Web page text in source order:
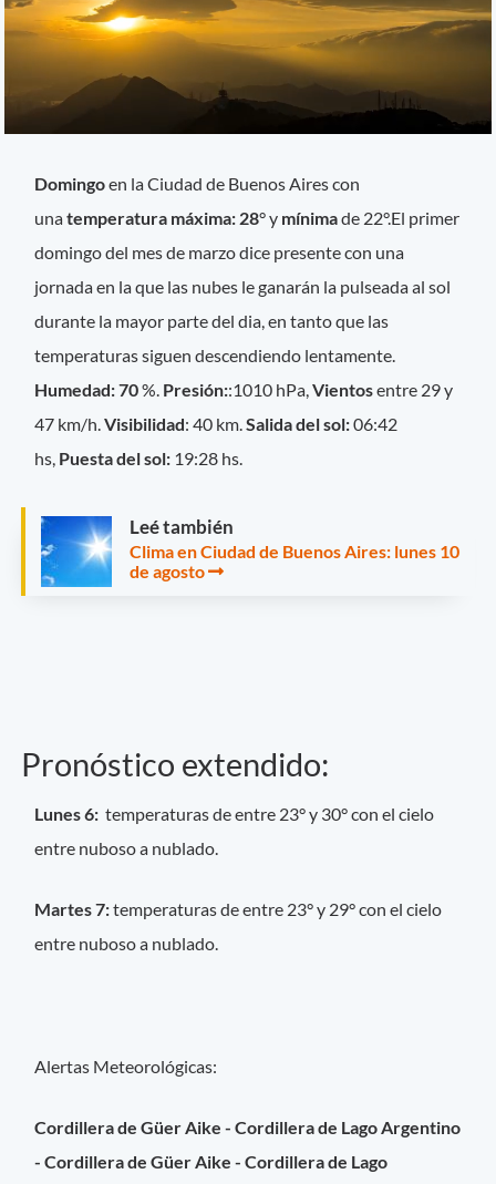
Domingoen la Ciudad de Buenos Aires con
unatemperatura máxima: 28°y mínimade 22°.El primer
domingo del mes de marzo dice presente con una
jornada en la que las nubes le ganarán la pulseada al sol
durante la mayor parte del dia, en tanto que las
temperaturas siguen descendiendo lentamente.
Humedad: 70%. Presión::1010 hPa,Vientosentre 29 y
47 km/h.Visibilidad: 40 km.Salida del sol:06:42
hs, Puesta del sol: 19:28 hs.
Leé también
Clima en Ciudad de Buenos Aires: lunes 10
de agosto
Pronóstico extendido:
Lunes 6: temperaturas de entre 23° y 30° con el cielo
entre nuboso a nublado.
Martes 7:temperaturas de entre 23° y 29° con el cielo
entre nuboso a nublado.
Alertas Meteorológicas:
Cordillera de Güer Aike - Cordillera de Lago Argentino
- Cordillera de Güer Aike - Cordillera de Lago